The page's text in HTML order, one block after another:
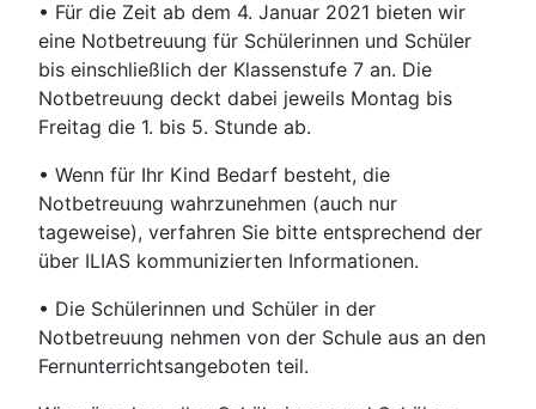
• Für die Zeit ab dem 4. Januar 2021 bieten wir
eine Notbetreuung für Schülerinnen und Schüler
bis einschließlich der Klassenstufe 7 an. Die
Notbetreuung deckt dabei jeweils Montag bis
Freitag die 1. bis 5. Stunde ab.
• Wenn für Ihr Kind Bedarf besteht, die
Notbetreuung wahrzunehmen (auch nur
tageweise), verfahren Sie bitte entsprechend der
über ILIAS kommunizierten Informationen.
• Die Schülerinnen und Schüler in der
Notbetreuung nehmen von der Schule aus an den
Fernunterrichtsangeboten teil.